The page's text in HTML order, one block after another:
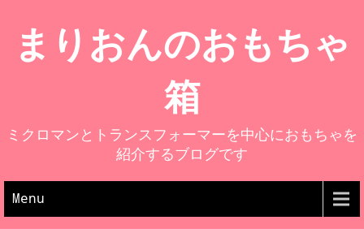
まりおんのおもちゃ
箱
ミクロマンとトランスフォーマーを中心におもちゃを
紹介するブログです
Menu